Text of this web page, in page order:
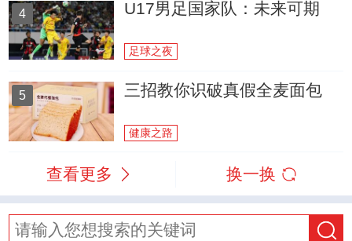
4 U17男足国家队：未来可期
足球之夜
5 三招教你识破真假全麦面包
健康之路
查看更多 换一换